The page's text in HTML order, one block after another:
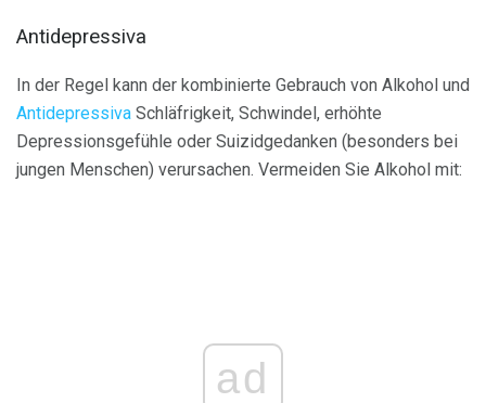
Antidepressiva
In der Regel kann der kombinierte Gebrauch von Alkohol und
Antidepressiva Schläfrigkeit, Schwindel, erhöhte
Depressionsgefühle oder Suizidgedanken (besonders bei
jungen Menschen) verursachen. Vermeiden Sie Alkohol mit:
ad